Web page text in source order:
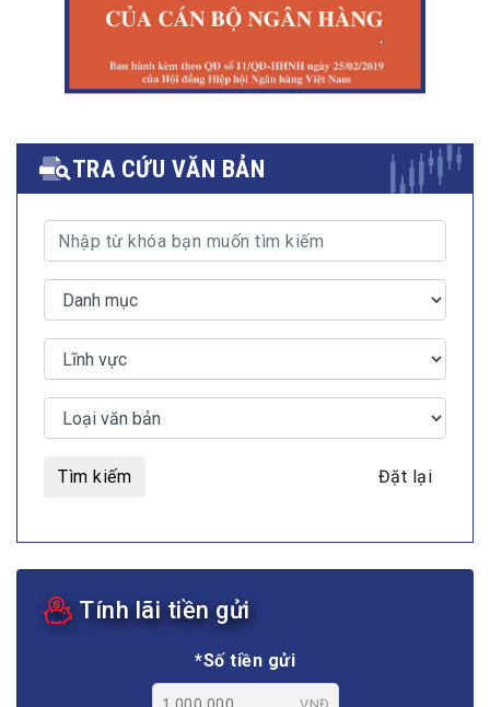
TRA CỨU VĂN BẢN
Tìm kiếm Đặt lại
Tính lãi tiền gửi
*Số tiền gửi